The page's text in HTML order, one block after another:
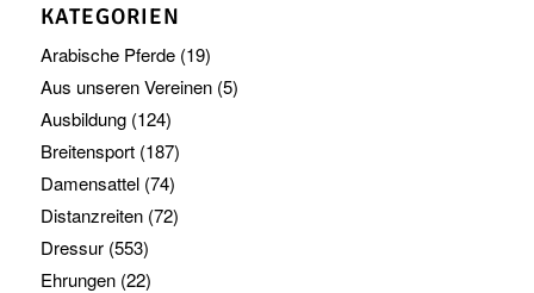
KATEGORIEN
Arabische Pferde(19)
Aus unseren Vereinen(5)
Ausbildung(124)
Breitensport(187)
Damensattel(74)
Distanzreiten(72)
Dressur(553)
Ehrungen(22)